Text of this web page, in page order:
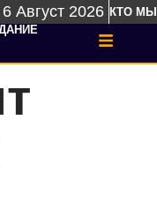
Август 2026 КТО МЫ